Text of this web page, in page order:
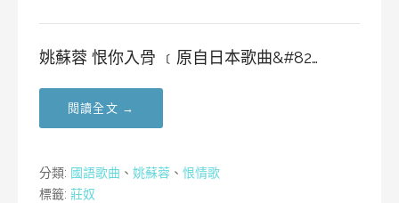
姚蘇蓉 恨你入骨 ﹝原自日本歌曲&#82…
閱讀全文 →
分類: 國語歌曲 、 姚蘇蓉 、 恨情歌
標籤: 莊奴